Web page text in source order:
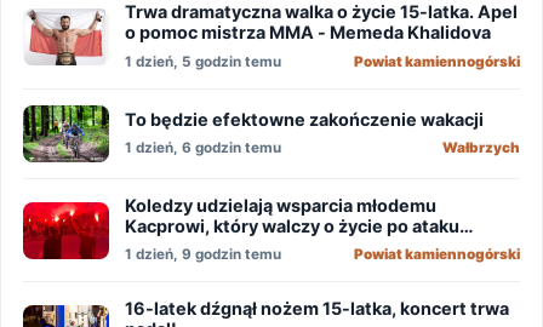
Trwa dramatyczna walka o życie 15-latka. Apel
o pomoc mistrza MMA - Memeda Khalidova
1 dzień, 5 godzin temu Powiat kamiennogórski
To będzie efektowne zakończenie wakacji
1 dzień, 6 godzin temu Wałbrzych
Koledzy udzielają wsparcia młodemu
Kacprowi, który walczy o życie po ataku
nożownika!
1 dzień, 9 godzin temu Powiat kamiennogórski
16-latek dźgnął nożem 15-latka, koncert trwa